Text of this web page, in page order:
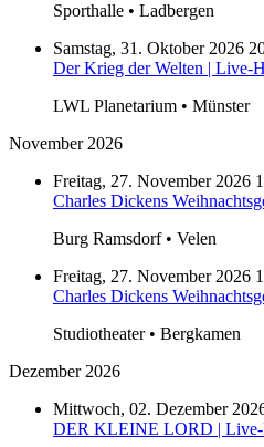
Sporthalle • Ladbergen
Samstag, 31. Oktober 2026
Der Krieg der Welten | Live-
LWL Planetarium • Münster
November 2026
Freitag, 27. November 2026
Charles Dickens
Burg Ramsdorf • Velen
Freitag, 27. November 2026
Charles Dickens
Studiotheater • Bergkamen
Dezember 2026
Mittwoch, 02. Dezember
DER KLEINE LORD | Live-